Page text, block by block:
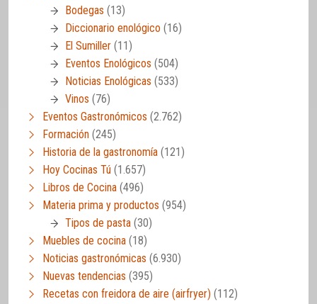
Bodegas (13)
Diccionario enológico (16)
El Sumiller (11)
Eventos Enológicos (504)
Noticias Enológicas (533)
Vinos (76)
Eventos Gastronómicos (2.762)
Formación (245)
Historia de la gastronomía (121)
Hoy Cocinas Tú (1.657)
Libros de Cocina (496)
Materia prima y productos (954)
Tipos de pasta (30)
Muebles de cocina (18)
Noticias gastronómicas (6.930)
Nuevas tendencias (395)
Recetas con freidora de aire (airfryer) (112)